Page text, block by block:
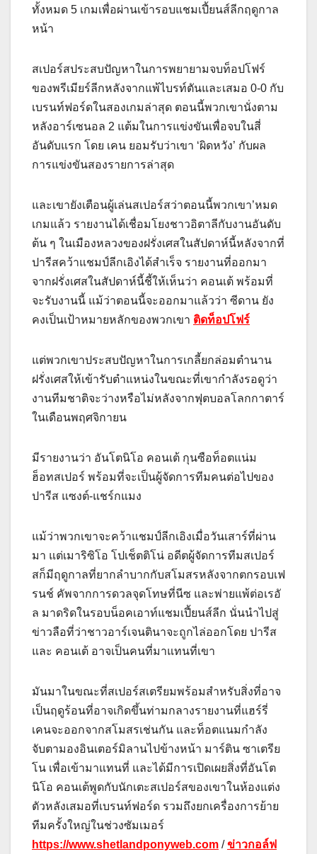
ทั้งหมด 5 เกมเพื่อผ่านเข้ารอบแชมเปี้ยนส์ลีกฤดูกาล
หน้า
สเปอร์สประสบปัญหาในการพยายามจบท็อปโฟร์
ของพรีเมียร์ลีกหลังจากแพ้ไบรท์ตันและเสมอ 0-0 กับ
เบรนท์ฟอร์ดในสองเกมล่าสุด ตอนนี้พวกเขานั่งตาม
หลังอาร์เซนอล 2 แต้มในการแข่งขันเพื่อจบในสี่
อันดับแรก โดย เคน ยอมรับว่าเขา ‘ผิดหวัง’ กับผล
การแข่งขันสองรายการล่าสุด
และเขายังเตือนผู้เล่นสเปอร์สว่าตอนนี้พวกเขา’หมด
เกมแล้ว รายงานได้เชื่อมโยงชาวอิตาลีกับงานอันดับ
ต้น ๆ ในเมืองหลวงของฝรั่งเศสในสัปดาห์นี้หลังจากที่
ปารีสคว้าแชมป์ลีกเอิงได้สำเร็จ รายงานที่ออกมา
จากฝรั่งเศสในสัปดาห์นี้ชี้ให้เห็นว่า คอนเต้ พร้อมที่
จะรับงานนี้ แม้ว่าตอนนี้จะออกมาแล้วว่า ซีดาน ยัง
คงเป็นเป้าหมายหลักของพวกเขา ติดท็อปโฟร์
แต่พวกเขาประสบปัญหาในการเกลี้ยกล่อมตำนาน
ฝรั่งเศสให้เข้ารับตำแหน่งในขณะที่เขากำลังรอดูว่า
งานทีมชาติจะว่างหรือไม่หลังจากฟุตบอลโลกกาตาร์
ในเดือนพฤศจิกายน
มีรายงานว่า อันโตนิโอ คอนเต้ กุนซือท็อตแน่ม
ฮ็อทสเปอร์ พร้อมที่จะเป็นผู้จัดการทีมคนต่อไปของ
ปารีส แซงต์-แชร์กแมง
แม้ว่าพวกเขาจะคว้าแชมป์ลีกเอิงเมื่อวันเสาร์ที่ผ่าน
มา แต่เมาริซิโอ โปเช็ตติโน่ อดีตผู้จัดการทีมสเปอร์
สก็มีฤดูกาลที่ยากลำบากกับสโมสรหลังจากตกรอบเฟ
รนช์ คัพจากการดวลจุดโทษที่นีซ และพ่ายแพ้ต่อเรอั
ล มาดริดในรอบน็อคเอาท์แชมเปี้ยนส์ลีก นั่นนำไปสู่
ข่าวลือที่ว่าชาวอาร์เจนตินาจะถูกไล่ออกโดย ปารีส
และ คอนเต้ อาจเป็นคนที่มาแทนที่เขา
มันมาในขณะที่สเปอร์สเตรียมพร้อมสำหรับสิ่งที่อาจ
เป็นฤดูร้อนที่อาจเกิดขึ้นท่ามกลางรายงานที่แฮร์รี่
เคนจะออกจากสโมสรเช่นกัน และท็อตแนมกำลัง
จับตามองอินเตอร์มิลานไปข้างหน้า มาร์ติน ซาเตรีย
โน เพื่อเข้ามาแทนที่ และได้มีการเปิดเผยสิ่งที่อันโต
นิโอ คอนเต้พูดกับนักเตะสเปอร์สของเขาในห้องแต่ง
ตัวหลังเสมอที่เบรนท์ฟอร์ด รวมถึงยกเครื่องการย้าย
ทีมครั้งใหญ่ในช่วงซัมเมอร์
https://www.shetlandponyweb.com /ข่าวกอล์ฟ